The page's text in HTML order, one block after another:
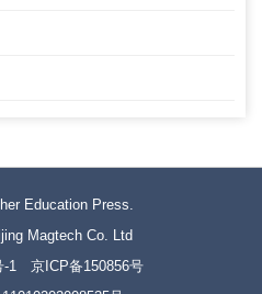
Education Press.
Magtech Co. Ltd
-1
京ICP备150856号